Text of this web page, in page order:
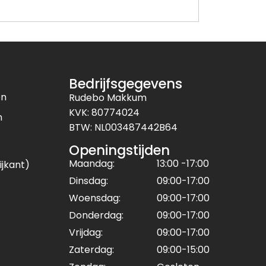
Bedrijfsgegevens
Rudebo Makkum
KVK: 80774024
BTW: NL003487442B64
Openingstijden
Maandag:
13:00 -17:00
Dinsdag:
09:00-17:00
Woensdag:
09:00-17:00
Donderdag:
09:00-17:00
Vrijdag:
09:00-17:00
Zaterdag:
09:00-15:00